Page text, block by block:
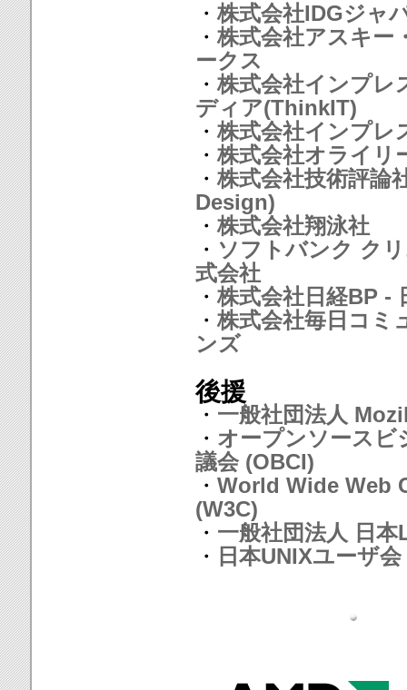
・ 株式会社IDGジャ
・ 株式会社アスキー
ークス
・ 株式会社インプレ
ディア(ThinkIT)
・ 株式会社インプレ
・ 株式会社オライリ
・ 株式会社技術評論
Design)
・ 株式会社翔泳社
・ ソフトバンク ク
式会社
・ 株式会社日経BP -
・ 株式会社毎日コミ
ンズ
後援
・ 一般社団法人
・ オープンソースビ
議会 (OBCI)
・ World Wide Web
(W3C)
・ 一般社団法人 日
・ 日本UNIXユーザ会